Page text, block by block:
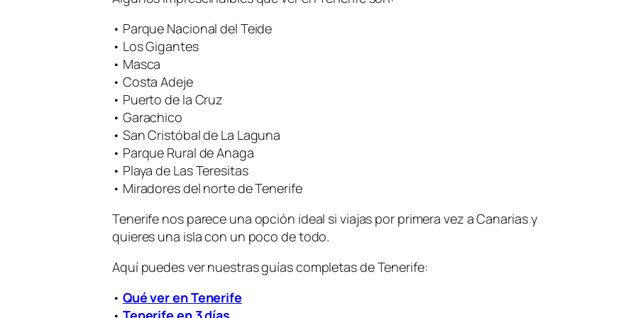
• Parque Nacional del Teide
• Los Gigantes
• Masca
• Costa Adeje
• Puerto de la Cruz
• Garachico
• San Cristóbal de La Laguna
• Parque Rural de Anaga
• Playa de Las Teresitas
• Miradores del norte de Tenerife
Tenerife nos parece una opción ideal si viajas por primera vez a Canarias y
quieres una isla con un poco de todo.
Aquí puedes ver nuestras guías completas de Tenerife:
• Qué ver en Tenerife